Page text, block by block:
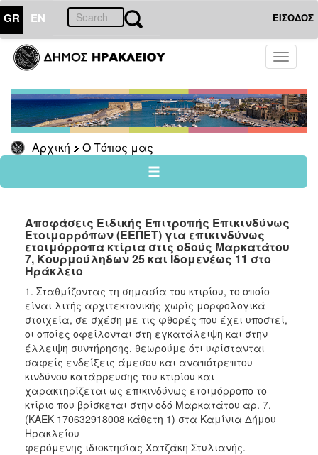
GR EN ΕΙΣΟΔΟΣ
Toggle
Αρχική Ο Τόπος μας
ΤΟΠΟΣ
ΜΑΣ
Ανακοινώσεις
Αρχείο
ΠΟΛΙΤΙΣΜΟΣ
ΑΝΘΕΚΤΙΚΗ
ΠΟΛΗ
Αποφάσεις Ειδικής Επιτροπής Επικινδύνως
Ετοιμορρόπων (ΕΕΠΕΤ) για επικινδύνως
ετοιμόρροπα κτίρια στις οδούς Μαρκατάτου
7, Κουρμούληδων 25 και Ιδομενέως 11 στο
Ηράκλειο
1. Σταθμίζοντας τη σημασία του κτιρίου, το οποίο
είναι λιτής αρχιτεκτονικής χωρίς μορφολογικά
στοιχεία, σε σχέση με τις φθορές που έχει υποστεί,
οι οποίες οφείλονται στη εγκατάλειψη και στην
έλλειψη συντήρησης, θεωρούμε ότι υφίστανται
σαφείς ενδείξεις άμεσου και αναπότρεπτου
κινδύνου κατάρρευσης του κτιρίου και
χαρακτηρίζεται ως επικινδύνως ετοιμόρροπο το
κτίριο που βρίσκεται στην οδό Μαρκατάτου αρ. 7,
(ΚΑΕΚ 170632918008 κάθετη 1) στα Καμίνια Δήμου
Ηρακλείου
φερόμενης ιδιοκτησίας Χατζάκη Στυλιανής.